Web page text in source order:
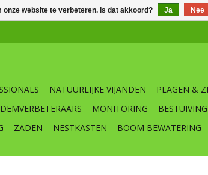
NATUURLIJKE VIJANDEN PLAGEN &
MONITORING BESTUIVING
ZADEN NESTKASTEN BOOM BEWATERING
onze website te verbeteren. Is dat akkoord? Ja Nee